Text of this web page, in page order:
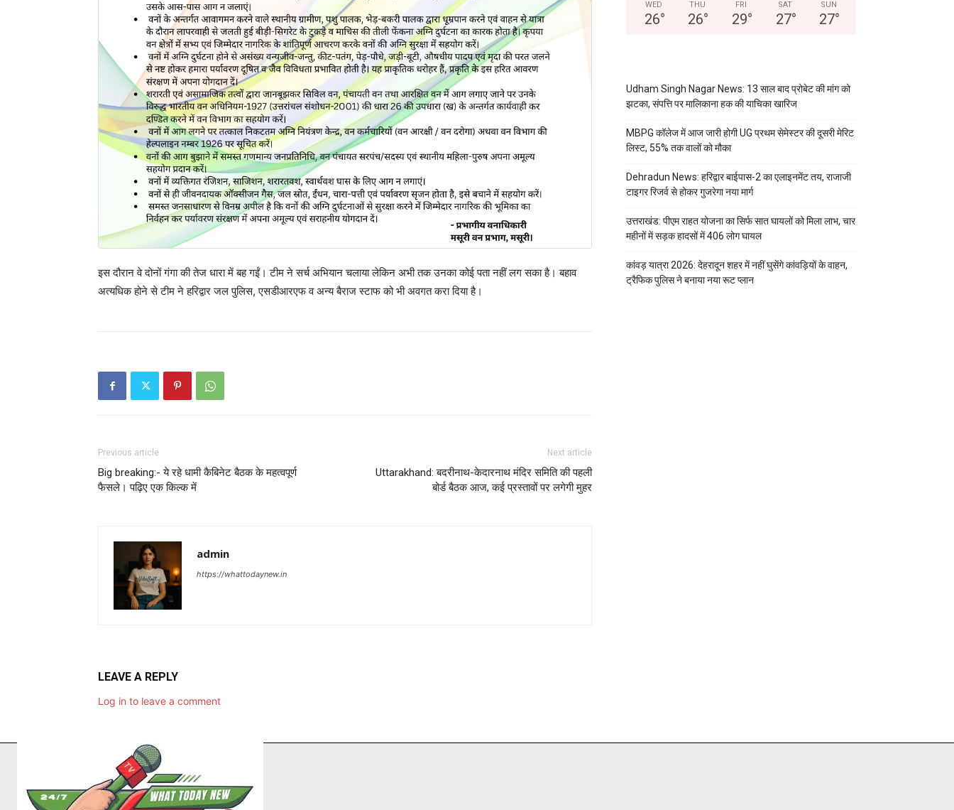
इस दौरान वे दोनों गंगा की तेज धारा में बह गईं। टीम ने सर्च अभियान चलाया लेकिन अभी तक उनका कोई पता नहीं लग सका है। बहाव
अत्यधिक होने से टीम ने हरिद्वार जल पुलिस, एसडीआरएफ व अन्य बैराज स्टाफ को भी अवगत करा दिया है।
Previous article
Big breaking:- ये रहे धामी कैबिनेट बैठक के महत्वपूर्ण
फैसले। पढ़िए एक किल्क में
Next article
Uttarakhand: बदरीनाथ-केदारनाथ मंदिर समिति की पहली
बोर्ड बैठक आज, कई प्रस्तावों पर लगेगी मुहर
admin
https://whattodaynew.in
LEAVE A REPLY
Log in to leave a comment
WED
26°
THU
26°
FRI
29°
SAT
27°
SUN
27°
Udham Singh Nagar News: 13 साल बाद प्रोबेट की मांग को
झटका, संपत्ति पर मालिकाना हक की याचिका खारिज
MBPG कॉलेज में आज जारी होगी UG प्रथम सेमेस्टर की दूसरी मेरिट
लिस्ट, 55% तक वालों को मौका
Dehradun News: हरिद्वार बाईपास-2 का एलाइनमेंट तय, राजाजी
टाइगर रिजर्व से होकर गुजरेगा नया मार्ग
उत्तराखंड: पीएम राहत योजना का सिर्फ सात घायलों को मिला लाभ, चार
महीनों में सड़क हादसों में 406 लोग घायल
कांवड़ यात्रा 2026: देहरादून शहर में नहीं घुसेंगे कांवड़ियों के वाहन,
ट्रैफिक पुलिस ने बनाया नया रूट प्लान